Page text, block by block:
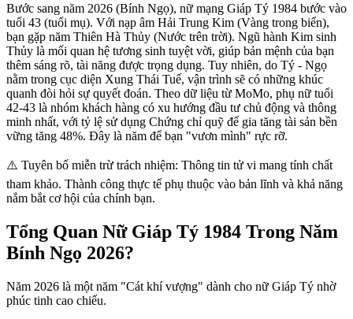
Bước sang năm 2026 (Bính Ngọ), nữ mạng Giáp Tý 1984 bước vào
tuổi 43 (tuổi mụ). Với nạp âm Hải Trung Kim (Vàng trong biển),
bạn gặp năm Thiên Hà Thủy (Nước trên trời). Ngũ hành Kim sinh
Thủy là mối quan hệ tương sinh tuyệt vời, giúp bản mệnh của bạn
thêm sáng rõ, tài năng được trọng dụng. Tuy nhiên, do Tý - Ngọ
nằm trong cục diện Xung Thái Tuế, vận trình sẽ có những khúc
quanh đòi hỏi sự quyết đoán. Theo dữ liệu từ MoMo, phụ nữ tuổi
42-43 là nhóm khách hàng có xu hướng đầu tư chủ động và thông
minh nhất, với tỷ lệ sử dụng Chứng chỉ quỹ để gia tăng tài sản bền
vững tăng 48%. Đây là năm để bạn "vươn mình" rực rỡ.
⚠️ Tuyên bố miễn trừ trách nhiệm: Thông tin tử vi mang tính chất
tham khảo. Thành công thực tế phụ thuộc vào bản lĩnh và khả năng
nắm bắt cơ hội của chính bạn.
Tổng Quan Nữ Giáp Tý 1984 Trong Năm
Bính Ngọ 2026?
Năm 2026 là một năm "Cát khí vượng" dành cho nữ Giáp Tý nhờ
phúc tinh cao chiếu.